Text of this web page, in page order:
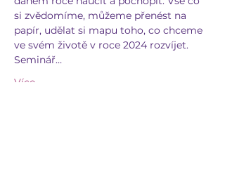
si zvědomíme, můžeme přenést na
papír, udělat si mapu toho, co chceme
ve svém životě v roce 2024 rozvíjet.
Seminář…
Více